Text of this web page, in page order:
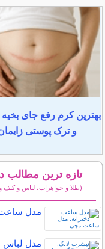
بهترین کرم رفع جای بخیه
و ترک پوستی
تازه ترین مطالب
(طلا و جواهرات، لباس و
مدل ساعت
مدل لباس